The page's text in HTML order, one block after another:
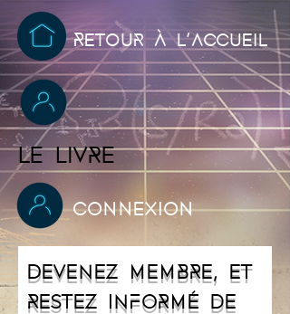
Retour à l'accueil
Le livre
Connexion
Devenez membre, et
Restez informé de